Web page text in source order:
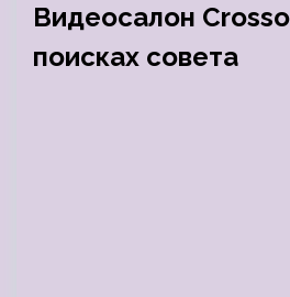
Видеосалон
поисках совета